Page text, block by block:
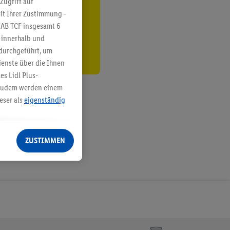
Ihrer Zustimmung -
TCF insgesamt 6
und
um
über die Ihnen
Lidl Plus-
werden einem
als eigenständig
Lidl-Dienste, Ihr
- sowie Ihre
Speichern von
ZUSTIMMEN